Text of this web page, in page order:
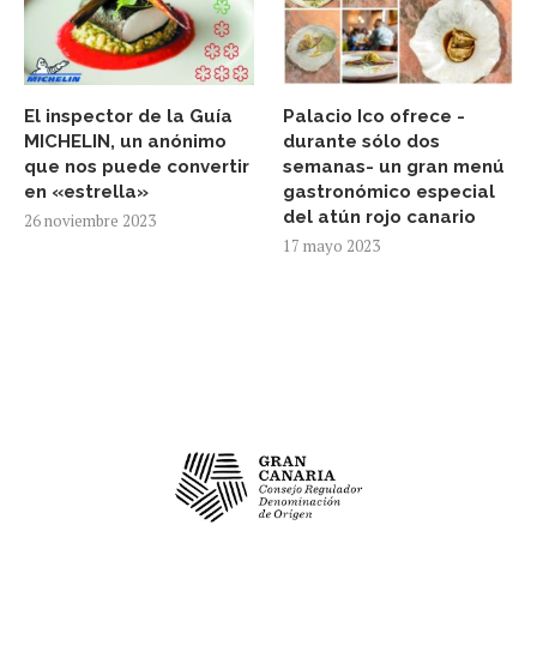
El inspector de la Guía
MICHELIN, un anónimo
que nos puede convertir
en «estrella»
26 noviembre 2023
Palacio Ico ofrece -
durante sólo dos
semanas- un gran menú
gastronómico especial
del atún rojo canario
17 mayo 2023